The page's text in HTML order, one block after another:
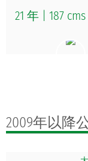
21 年 187 cms
2009年以降